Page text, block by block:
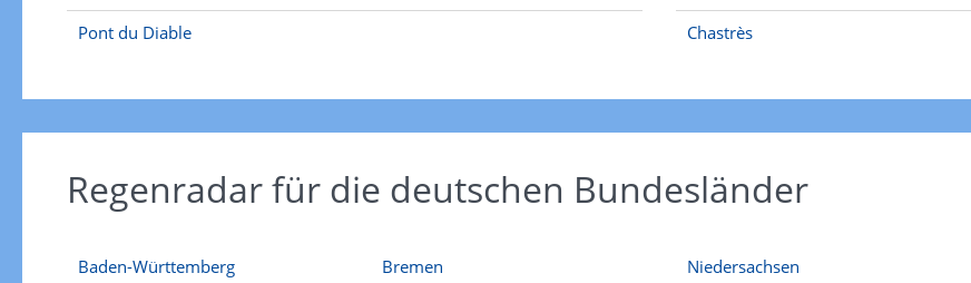
Pont du Diable
Chastrès
Regenradar für die deutschen Bundesländer
Baden-Württemberg
Bremen
Niedersachsen